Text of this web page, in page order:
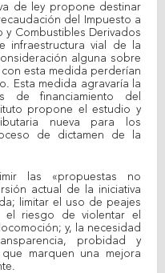
de ley propone destinar
del Impuesto a
y Combustibles Derivados
infraestructura vial de la
alguna sobre
esta medida perderían
Esta medida agravaría la
de financiamiento del
propone el estudio y
nueva para los
de dictamen de la
las «propuestas no
actual de la iniciativa
limitar el uso de peajes
el riesgo de violentar el
y, la necesidad
probidad y
marquen una mejora